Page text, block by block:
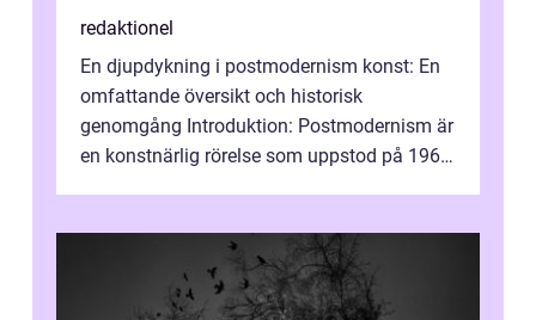
redaktionel
En djupdykning i postmodernism konst: En
omfattande översikt och historisk
genomgång Introduktion: Postmodernism är
en konstnärlig rörelse som uppstod på 1960-